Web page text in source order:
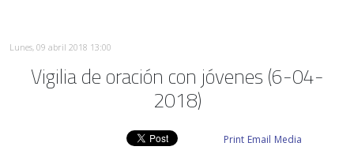
Lunes, 09 abril 2018 13:00
Vigilia de oración con jóvenes (6-04-
2018)
Print Email Media